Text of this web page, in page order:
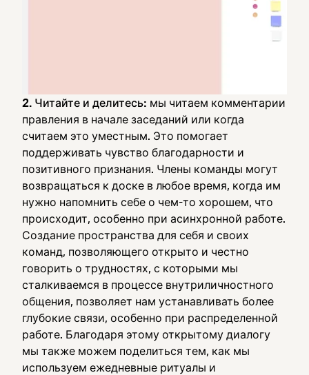
2. Читайте и делитесь: мы читаем комментарии
правления в начале заседаний или когда
считаем это уместным. Это помогает
поддерживать чувство благодарности и
позитивного признания. Члены команды могут
возвращаться к доске в любое время, когда им
нужно напомнить себе о чем-то хорошем, что
происходит, особенно при асинхронной работе.
Создание пространства для себя и своих
команд, позволяющего открыто и честно
говорить о трудностях, с которыми мы
сталкиваемся в процессе внутриличностного
общения, позволяет нам устанавливать более
глубокие связи, особенно при распределенной
работе. Благодаря этому открытому диалогу
мы также можем поделиться тем, как мы
используем ежедневные ритуалы и